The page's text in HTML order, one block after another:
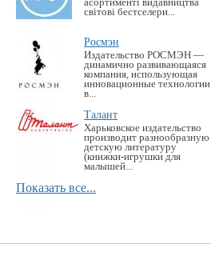
асортименті видавництва
світові бестселери...
Росмэн
Издательство РОСМЭН —
динамично развивающаяся
компания, использующая
инновационные технологии
в...
Талант
Харьковское издательство
производит разнообразную
детскую литературу
(книжки-игрушки для
малышей...
Показать все...